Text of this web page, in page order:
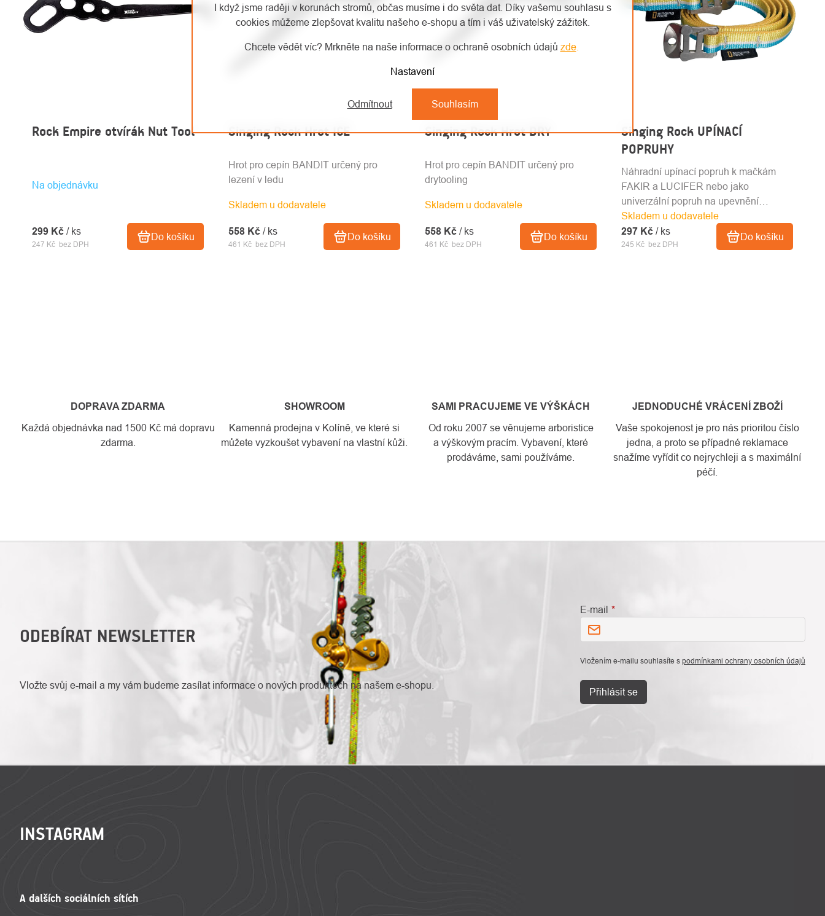
I když jsme raději v korunách stromů, občas musíme i do světa dat. Díky vašemu souhlasu s
cookies můžeme zlepšovat kvalitu našeho e-shopu a tím i váš uživatelský zážitek.
Chcete vědět víc? Mrkněte na naše informace o ochraně osobních údajů zde.
Nastavení
Odmítnout Souhlasím
Rock Empire otvírák Nut Tool
Na objednávku
247 Kč bez DPH
299 Kč / ks Do košíku
Singing Rock Hrot ICE
Skladem u dodavatele
461 Kč bez DPH
558 Kč / ks Do košíku
Hrot pro cepín BANDIT určený pro
lezení v ledu
Singing Rock Hrot DRY
Skladem u dodavatele
461 Kč bez DPH
558 Kč / ks Do košíku
Hrot pro cepín BANDIT určený pro
drytooling
Singing Rock UPÍNACÍ
POPRUHY
Skladem u dodavatele
245 Kč bez DPH
297 Kč / ks Do košíku
Náhradní upínací popruh k mačkám
FAKIR a LUCIFER nebo jako
univerzální popruh na upevnění
vybavení
DOPRAVA ZDARMA
Každá objednávka nad 1500 Kč má dopravu
zdarma.
SHOWROOM
Kamenná prodejna v Kolíně, ve které si
můžete vyzkoušet vybavení na vlastní kůži.
SAMI PRACUJEME VE VÝŠKÁCH
Od roku 2007 se věnujeme arboristice
a výškovým pracím. Vybavení, které
prodáváme, sami používáme.
JEDNODUCHÉ VRÁCENÍ ZBOŽÍ
Vaše spokojenost je pro nás prioritou číslo
jedna, a proto se případné reklamace
snažíme vyřídit co nejrychleji a s maximální
péčí.
ODEBÍRAT NEWSLETTER
Vložte svůj e-mail a my vám budeme zasílat informace o nových produktech na našem e-shopu.
E-mail
Vložením e-mailu souhlasíte s podmínkami ochrany osobních údajů
Přihlásit se
INSTAGRAM